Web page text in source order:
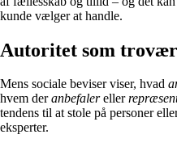
kunde vælger at handle.
Autoritet som
Mens sociale beviser viser, hvad
hvem deranbefalereller
tendens til at stole på personer
eksperter.